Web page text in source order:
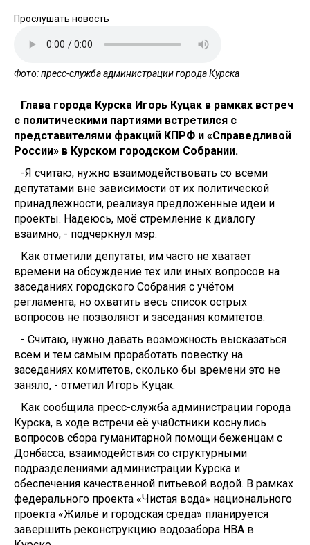
Прослушать новость
Фото: пресс-служба администрации города Курска
Глава города Курска Игорь Куцак в рамках встреч
с политическими партиями встретился с
представителями фракций КПРФ и «Справедливой
России» в Курском городском Собрании.
-Я считаю, нужно взаимодействовать со всеми
депутатами вне зависимости от их политической
принадлежности, реализуя предложенные идеи и
проекты. Надеюсь, моё стремление к диалогу
взаимно, - подчеркнул мэр.
Как отметили депутаты, им часто не хватает
времени на обсуждение тех или иных вопросов на
заседаниях городского Собрания с учётом
регламента, но охватить весь список острых
вопросов не позволяют и заседания комитетов.
- Считаю, нужно давать возможность высказаться
всем и тем самым проработать повестку на
заседаниях комитетов, сколько бы времени это не
заняло, - отметил Игорь Куцак.
Как сообщила пресс-служба администрации города
Курска, в ходе встречи её уча0стники коснулись
вопросов сбора гуманитарной помощи беженцам с
Донбасса, взаимодействия со структурными
подразделениями администрации Курска и
обеспечения качественной питьевой водой. В рамках
федерального проекта «Чистая вода» национального
проекта «Жильё и городская среда» планируется
завершить реконструкцию водозабора НВА в